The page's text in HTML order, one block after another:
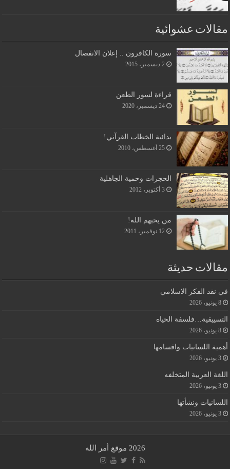
مقالات عشوائية
سورة الكافرون .. إعلان الانفصال
2 ديسمبر، 2015
قراءة لسور الطعن
24 ديسمبر، 2020
بدائية الخطاب القرآني!
25 أغسطس، 2010
الحجرات وحمية الجاهلية
3 أكتوبر، 2012
من يحبهم الله!
12 نوفمبر، 2011
مقالات حديثة
في نقد الفكر الاسلامي
8 يونيو، 2026
التسييقية…فلسفة الحياه
8 يونيو، 2026
أهمية اللسانيات واقسامها
3 يونيو، 2026
اللغة العربية المتخلفه
3 يونيو، 2026
اللسانيات ونشأتها
3 يونيو، 2026
2026 موقع أمر الله